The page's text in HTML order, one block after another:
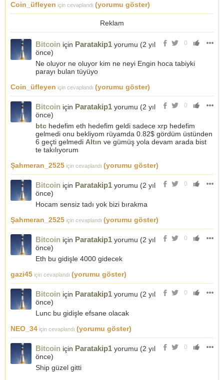
Coin_üfleyen için cevaplandı (yorumu göster)
Reklam
0
Bitcoin için Paratakip1 yorumu (2 yıl
önce)
Ne oluyor ne oluyor kim ne neyi Engin hoca tabiyki
parayı bulan tüyüyo
Coin_üfleyen için cevaplandı (yorumu göster)
0
Bitcoin için Paratakip1 yorumu (2 yıl
önce)
btc hedefim eth hedefim geldi sadece xrp hedefim
gelmedi onu bekliyom rüyamda 0.82$ gördüm üstünden
6 geçti gelmedi Altın ve gümüş yola devam arada bist
te takılıyorum
Şahmeran_2525 için cevaplandı (yorumu göster)
0
Bitcoin için Paratakip1 yorumu (2 yıl
önce)
Hocam sensiz tadı yok bizi bırakma
Şahmeran_2525 için cevaplandı (yorumu göster)
0
Bitcoin için Paratakip1 yorumu (2 yıl
önce)
Eth bu gidişle 4000 gidecek
gazi45 için cevaplandı (yorumu göster)
0
Bitcoin için Paratakip1 yorumu (2 yıl
önce)
Lunc bu gidişle efsane olacak
NEO_34 için cevaplandı (yorumu göster)
0
Bitcoin için Paratakip1 yorumu (2 yıl
önce)
Ship güzel gitti